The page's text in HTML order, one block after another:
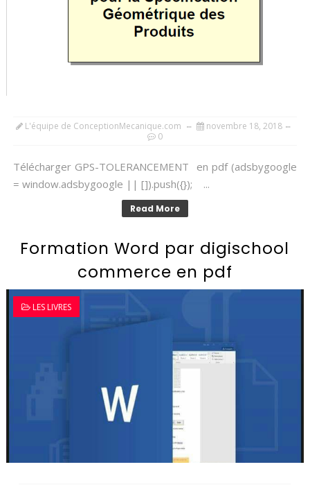
L'équipe de ConceptionMecanique.com
novembre 18, 2018
0
Télécharger GPS-TOLERANCEMENT en pdf (adsbygoogle
= window.adsbygoogle || []).push({}); ...
Read More
Formation Word par digischool
commerce en pdf
LES LIVRES